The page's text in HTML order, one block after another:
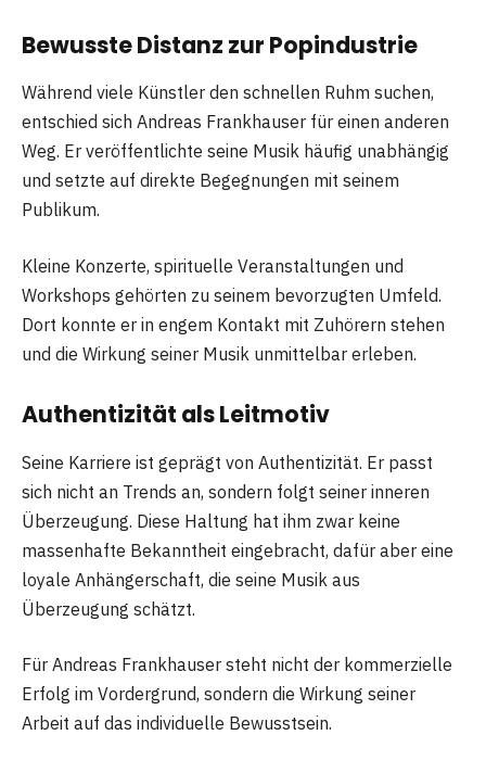
Bewusste Distanz zur Popindustrie
Während viele Künstler den schnellen Ruhm suchen,
entschied sich Andreas Frankhauser für einen anderen
Weg. Er veröffentlichte seine Musik häufig unabhängig
und setzte auf direkte Begegnungen mit seinem
Publikum.
Kleine Konzerte, spirituelle Veranstaltungen und
Workshops gehörten zu seinem bevorzugten Umfeld.
Dort konnte er in engem Kontakt mit Zuhörern stehen
und die Wirkung seiner Musik unmittelbar erleben.
Authentizität als Leitmotiv
Seine Karriere ist geprägt von Authentizität. Er passt
sich nicht an Trends an, sondern folgt seiner inneren
Überzeugung. Diese Haltung hat ihm zwar keine
massenhafte Bekanntheit eingebracht, dafür aber eine
loyale Anhängerschaft, die seine Musik aus
Überzeugung schätzt.
Für Andreas Frankhauser steht nicht der kommerzielle
Erfolg im Vordergrund, sondern die Wirkung seiner
Arbeit auf das individuelle Bewusstsein.